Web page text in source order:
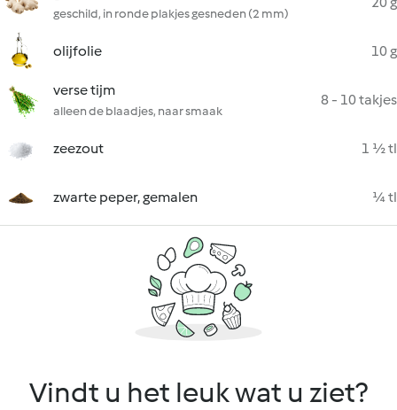
geschild, in ronde plakjes gesneden (2 mm)
olijfolie 10 g
verse tijm
alleen de blaadjes, naar smaak
8 - 10 takjes
zeezout 1 ½ tl
zwarte peper, gemalen ¼ tl
Vindt u het leuk wat u ziet?